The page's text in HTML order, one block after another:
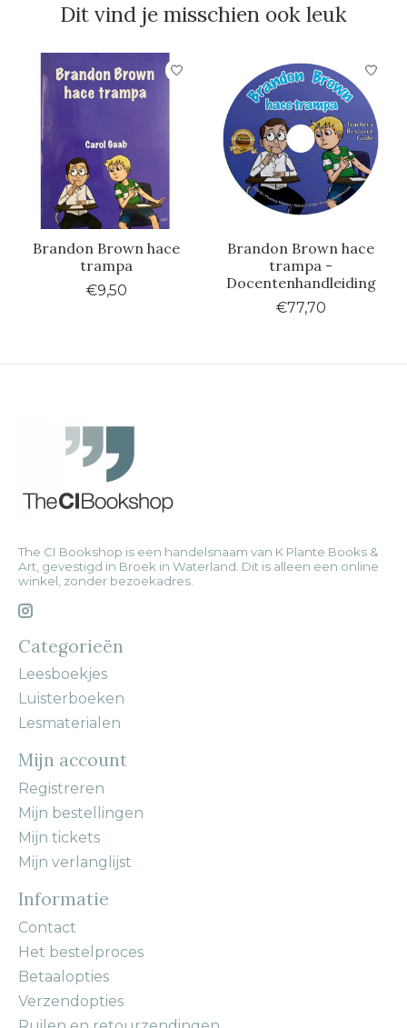
Dit vind je misschien ook leuk
Items van productcarrousel
Brandon Brown hace
trampa
€9,50
Brandon Brown hace
trampa -
Docentenhandleiding
€77,70
The CI Bookshop is een handelsnaam van K Plante Books &
Art, gevestigd in Broek in Waterland. Dit is alleen een online
winkel, zonder bezoekadres.
Categorieën
Leesboekjes
Luisterboeken
Lesmaterialen
Mijn account
Registreren
Mijn bestellingen
Mijn tickets
Mijn verlanglijst
Informatie
Contact
Het bestelproces
Betaalopties
Verzendopties